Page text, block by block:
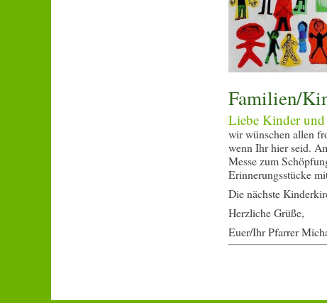
Familien/
Liebe Kinder
wir wünschen allen
wenn Ihr hier seid.
Messe zum
Erinnerungsstücke
Die nächste
Herzliche Grüße,
Euer/Ihr Pfarrer